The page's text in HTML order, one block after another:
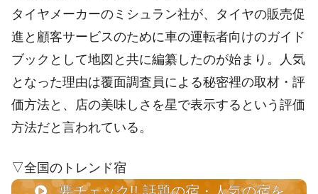
タイヤメーカーのミシュラン社が、タイヤの販売促
進と顧客サービスのために車の運転者向けのガイド
ブックとして地図と共に編纂したのが始まり。人気
となった理由は覆面調査員による秘密裡の取材・評
価方法と、店の美味しさを星で表示するという評価
方法だと言われている。
▽全国のトレンド宿